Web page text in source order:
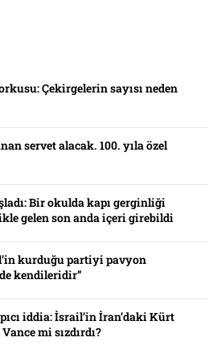
Çekirgelerin sayısı neden
servet alacak. 100. yıla özel
Bir okulda kapı gerginliği
gelen son anda içeri girebildi
kurduğu partiyi pavyon
kendileridir”
iddia: İsrail’in İran’daki Kürt
mi sızdırdı?